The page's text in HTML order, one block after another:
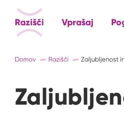
Razišči Vprašaj
Domov Razišči Zaljubljenost